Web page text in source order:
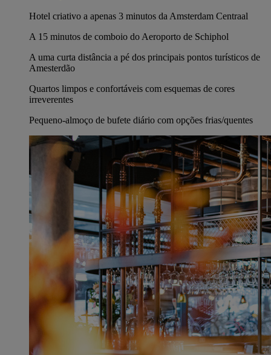
Hotel criativo a apenas 3 minutos da Amsterdam Centraal
A 15 minutos de comboio do Aeroporto de Schiphol
A uma curta distância a pé dos principais pontos turísticos de
Amesterdão
Quartos limpos e confortáveis com esquemas de cores
irreverentes
Pequeno-almoço de bufete diário com opções frias/quentes